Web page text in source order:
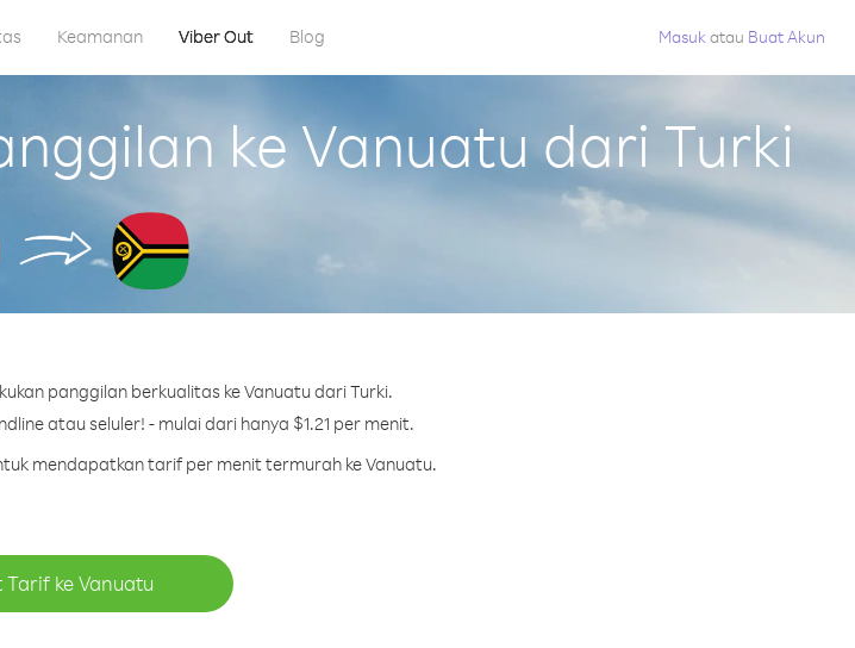
Keamanan Viber Out Blog Masuk atau Buat Akun
ke Vanuatu dari Turki
panggilan berkualitas ke Vanuatu dari Turki.
atau seluler! - mulai dari hanya $1.21 per menit.
mendapatkan tarif per menit termurah ke Vanuatu.
Tarif ke Vanuatu